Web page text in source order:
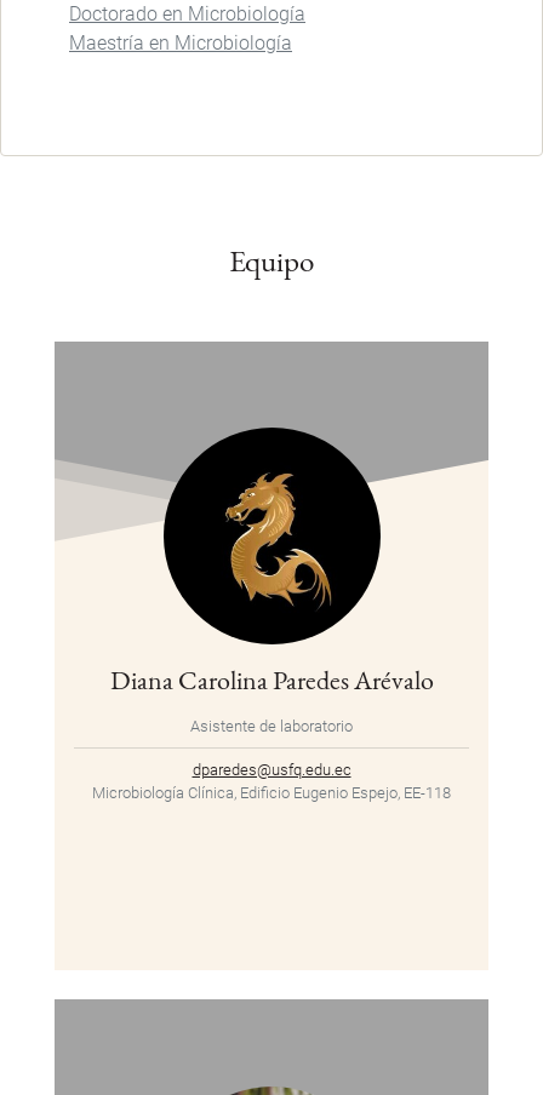
Doctorado en Microbiología
Maestría en Microbiología
Equipo
Diana Carolina Paredes Arévalo
Asistente de laboratorio
dparedes@usfq.edu.ec
Microbiología Clínica, Edificio Eugenio Espejo, EE-118